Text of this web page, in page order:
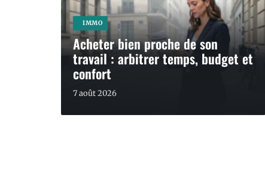
IMMO
Acheter bien proche de son
travail : arbitrer temps, budget et
confort
7 août 2026